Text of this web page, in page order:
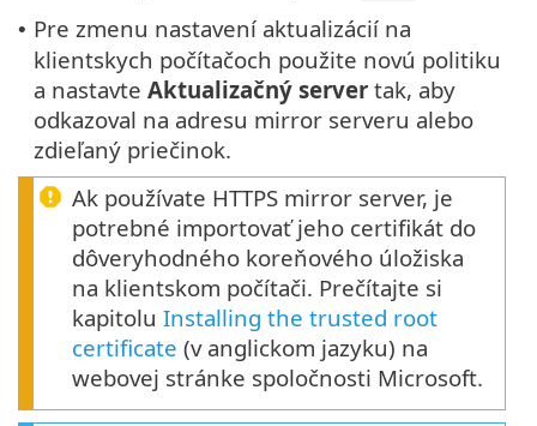
• Pre zmenu nastavení aktualizácií na
klientskych počítačoch použite novú politiku
a nastavte Aktualizačný server tak, aby
odkazoval na adresu mirror serveru alebo
zdieľaný priečinok.
Ak používate HTTPS mirror server, je
potrebné importovať jeho certifikát do
dôveryhodného koreňového úložiska
na klientskom počítači. Prečítajte si
kapitolu Installing the trusted root
certificate (v anglickom jazyku) na
webovej stránke spoločnosti Microsoft.